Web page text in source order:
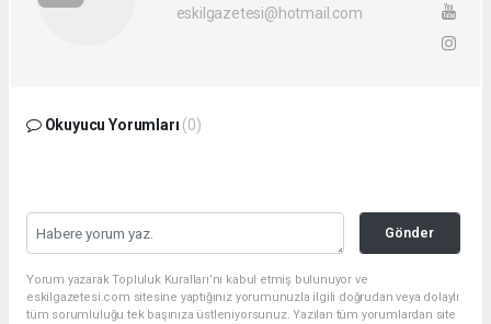
eskilgazetesi@hotmail.com
Okuyucu Yorumları (0)
Gönder
Yorum yazarak Topluluk Kuralları’nı kabul etmiş bulunuyor ve
eskilgazetesi.com sitesine yaptığınız yorumunuzla ilgili doğrudan veya dolaylı
tüm sorumluluğu tek başınıza üstleniyorsunuz. Yazılan tüm yorumlardan site